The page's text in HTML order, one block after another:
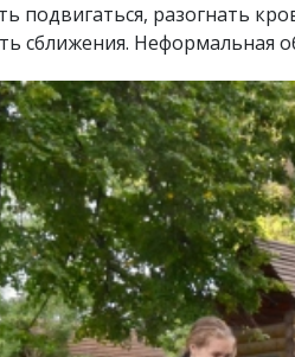
подвигаться, разогнать
сближения. Неформальная